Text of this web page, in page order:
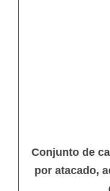
Conjunto de
por atacado,